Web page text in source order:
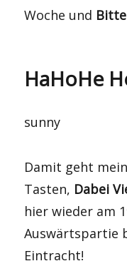
Woche und
HaHoHe
sunny
Damit geht
Tasten, Dabei
hier wieder am
Auswärtspartie
Eintracht!